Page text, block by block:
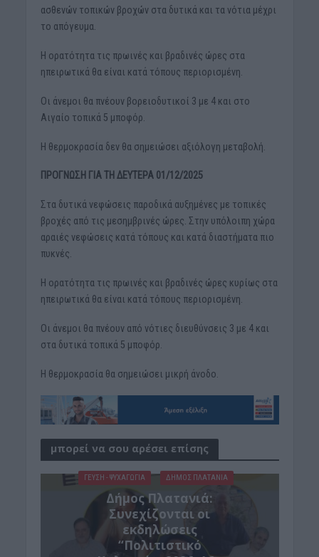
ασθενών τοπικών βροχών στα δυτικά και τα νότια μέχρι
το απόγευμα.
Η ορατότητα τις πρωινές και βραδινές ώρες στα
ηπειρωτικά θα είναι κατά τόπους περιορισμένη.
Οι άνεμοι θα πνέουν βορειοδυτικοί 3 με 4 και στο
Αιγαίο τοπικά 5 μποφόρ.
Η θερμοκρασία δεν θα σημειώσει αξιόλογη μεταβολή.
ΠΡΟΓΝΩΣΗ ΓΙΑ ΤΗ ΔΕΥΤΕΡΑ 01/12/2025
Στα δυτικά νεφώσεις παροδικά αυξημένες με τοπικές
βροχές από τις μεσημβρινές ώρες. Στην υπόλοιπη χώρα
αραιές νεφώσεις κατά τόπους και κατά διαστήματα πιο
πυκνές.
Η ορατότητα τις πρωινές και βραδινές ώρες κυρίως στα
ηπειρωτικά θα είναι κατά τόπους περιορισμένη.
Οι άνεμοι θα πνέουν από νότιες διευθύνσεις 3 με 4 και
στα δυτικά τοπικά 5 μποφόρ.
Η θερμοκρασία θα σημειώσει μικρή άνοδο.
μπορεί να σου αρέσει επίσης
ΓΕΎΣΗ - ΨΥΧΑΓΩΓΊΑ ΔΉΜΟΣ ΠΛΑΤΑΝΙΆ
Δήμος Πλατανιά:
Συνεχίζονται οι
εκδηλώσεις
“Πολιτιστικό